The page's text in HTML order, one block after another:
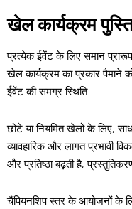
खेल कार्यक्रम
प्रत्येक ईवेंट के लिए समान
खेल कार्यक्रम का प्रकार पैमाने
ईवेंट की समग्र स्थिति.
छोटे या नियमित खेलों के लिए,
व्यावहारिक और लागत प्रभावी
और प्रतिष्ठा बढ़ती है,
चैंपियनशिप स्तर के आयोजनों